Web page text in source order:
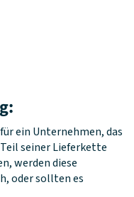
ein Unternehmen, das
seiner Lieferkette
werden diese
oder sollten es